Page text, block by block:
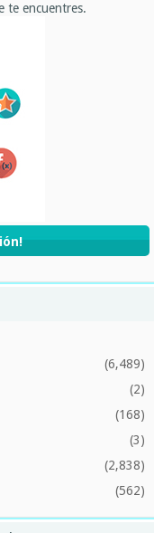
te encuentres.
(6,489)
(2)
(168)
(3)
(2,838)
(562)